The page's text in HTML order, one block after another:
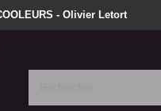
- Olivier Letort